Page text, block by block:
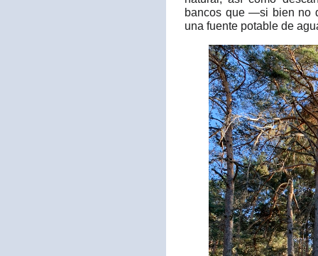
bancos que —si bien no
una fuente potable de